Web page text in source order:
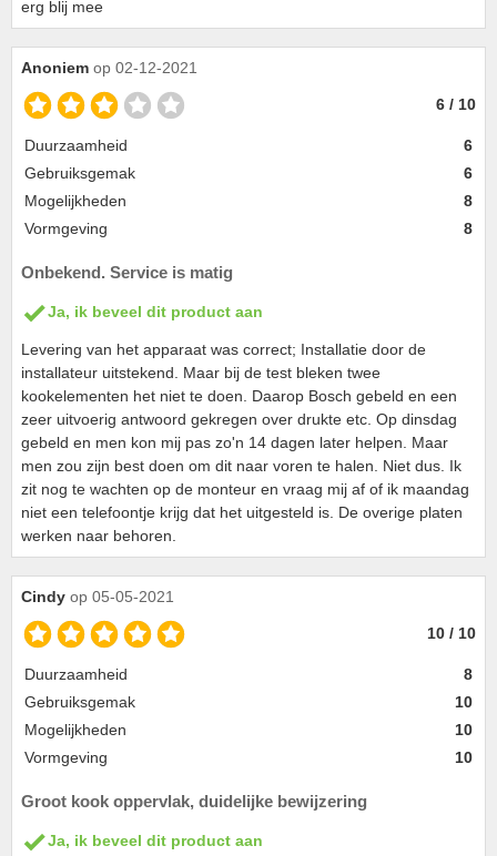
erg blij mee
Anoniem op 02-12-2021
6 / 10
Duurzaamheid
6
Gebruiksgemak
6
Mogelijkheden
8
Vormgeving
8
Onbekend. Service is matig
Ja, ik beveel dit product aan
Levering van het apparaat was correct; Installatie door de
installateur uitstekend. Maar bij de test bleken twee
kookelementen het niet te doen. Daarop Bosch gebeld en een
zeer uitvoerig antwoord gekregen over drukte etc. Op dinsdag
gebeld en men kon mij pas zo'n 14 dagen later helpen. Maar
men zou zijn best doen om dit naar voren te halen. Niet dus. Ik
zit nog te wachten op de monteur en vraag mij af of ik maandag
niet een telefoontje krijg dat het uitgesteld is. De overige platen
werken naar behoren.
Cindy op 05-05-2021
10 / 10
Duurzaamheid
8
Gebruiksgemak
10
Mogelijkheden
10
Vormgeving
10
Groot kook oppervlak, duidelijke bewijzering
Ja, ik beveel dit product aan